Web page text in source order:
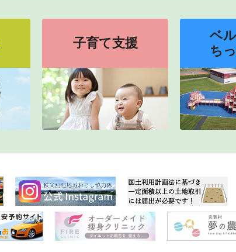
子育て支援
ベ
ち